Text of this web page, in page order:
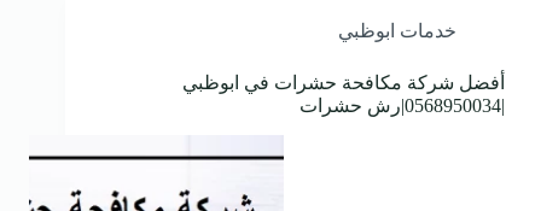
خدمات ابوظبي
أفضل شركة مكافحة حشرات في ابوظبي
|0568950034|رش حشرات